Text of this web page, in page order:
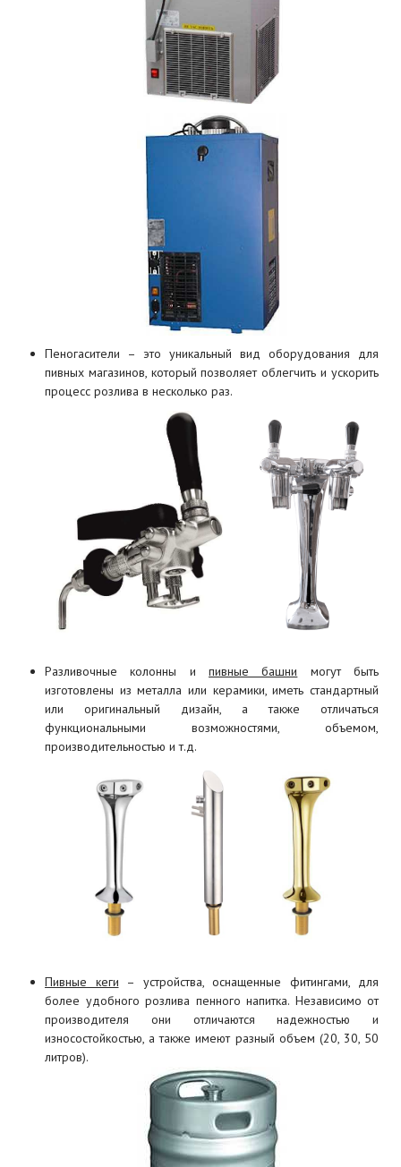
Пеногасители – это уникальный вид оборудования для
пивных магазинов, который позволяет облегчить и ускорить
процесс розлива в несколько раз.
Разливочные колонны и пивные башни могут быть
изготовлены из металла или керамики, иметь стандартный
или оригинальный дизайн, а также отличаться
функциональными возможностями, объемом,
производительностью и т.д.
Пивные кеги – устройства, оснащенные фитингами, для
более удобного розлива пенного напитка. Независимо от
производителя они отличаются надежностью и
износостойкостью, а также имеют разный объем (20, 30, 50
литров).